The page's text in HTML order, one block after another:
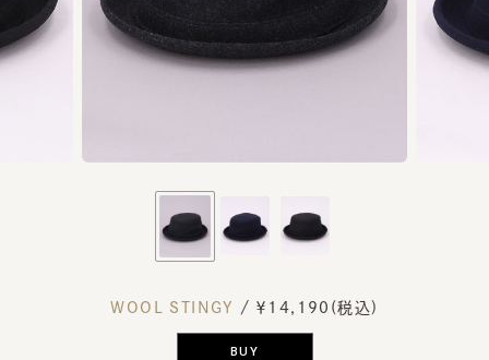
WOOL STINGY / ￥14,190(税込)
BUY